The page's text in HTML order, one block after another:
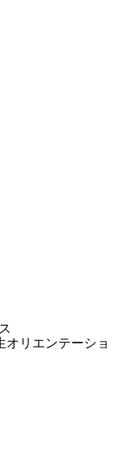
オリエンテーショ